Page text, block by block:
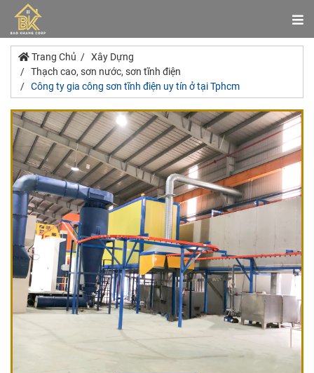
Trang Chủ
Xây Dựng
Thạch cao, sơn nước, sơn tĩnh điện
Công ty gia công sơn tĩnh điện uy tín ở tại Tphcm